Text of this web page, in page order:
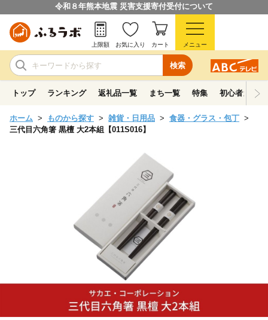
令和８年熊本地震 災害支援寄付受付について
検索
上限額 お気に入り カート メニュー
トップ ランキング 返礼品一覧 まち一覧 特集 初心者ガイド
ホーム ものから探す 雑貨・日用品
食器・グラス・包丁
三代目六角箸 黒檀 大2本組【011S016】